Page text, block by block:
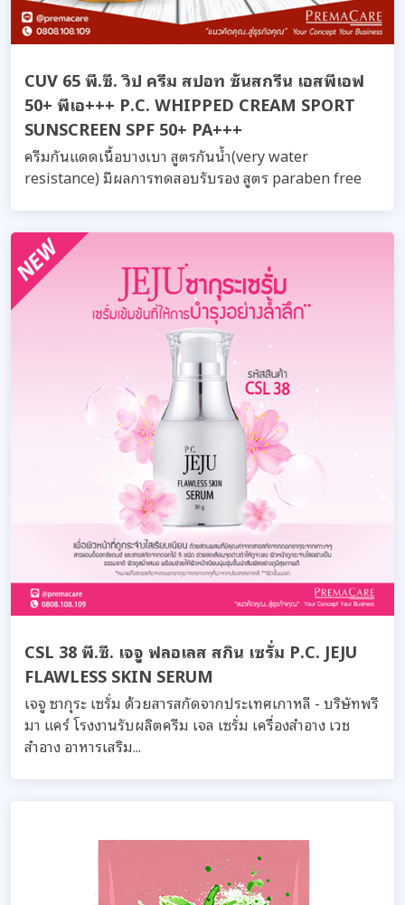
CUV 65 พี.ซี. วิป ครีม สปอท ซันสกรีน เอสพีเอฟ
50+ พีเอ+++ P.C. WHIPPED CREAM SPORT
SUNSCREEN SPF 50+ PA+++
ครีมกันแดดเนื้อบางเบา สูตรกันน้ำ(very water
resistance) มีผลการทดสอบรับรอง สูตร paraben free
CSL 38 พี.ซี. เจจู ฟลอเลส สกิน เซรั่ม P.C. JEJU
FLAWLESS SKIN SERUM
เจจู ซากุระ เซรั่ม ด้วยสารสกัดจากประเทศเกาหลี - บริษัทพรี
มา แคร์ โรงงานรับผลิตครีม เจล เซรั่ม เครื่องสำอาง เวช
สำอาง อาหารเสริม...